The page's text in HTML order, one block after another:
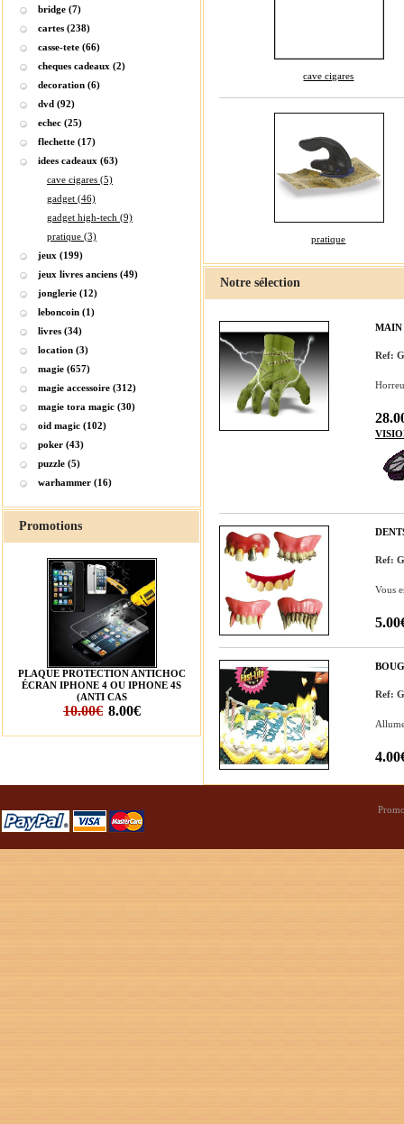
bridge (7)
cartes (238)
casse-tete (66)
cheques cadeaux (2)
decoration (6)
dvd (92)
echec (25)
flechette (17)
idees cadeaux (63)
cave cigares (5)
gadget (46)
gadget high-tech (9)
pratique (3)
jeux (199)
jeux livres anciens (49)
jonglerie (12)
leboncoin (1)
livres (34)
location (3)
magie (657)
magie accessoire (312)
magie tora magic (30)
oid magic (102)
poker (43)
puzzle (5)
warhammer (16)
Promotions
PLAQUE PROTECTION ANTICHOC
ÉCRAN IPHONE 4 OU IPHONE 4S
(ANTI CAS
10.00€ 8.00€
cave cigares
pratique
Notre sélection
MAIN
Ref:
Ref:
Vous
Ref: